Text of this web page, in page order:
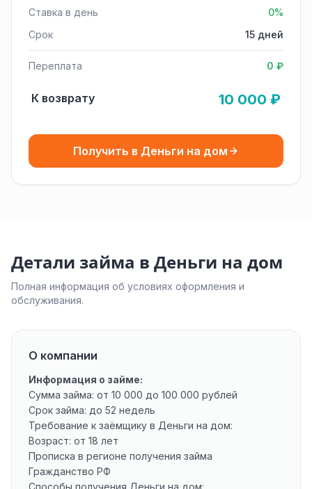
Ставка в день
0%
Срок
15 дней
Переплата 0 ₽
К возврату 10 000 ₽
Получить в Деньги на дом
Детали займа в Деньги на дом
Полная информация об условиях оформления и
обслуживания.
О компании
Информация о займе:
Сумма займа: от 10 000 до 100 000 рублей
Срок займа: до 52 недель
Требование к заёмщику в Деньги на дом:
Возраст: от 18 лет
Прописка в регионе получения займа
Гражданство РФ
Способы получения Деньги на дом: